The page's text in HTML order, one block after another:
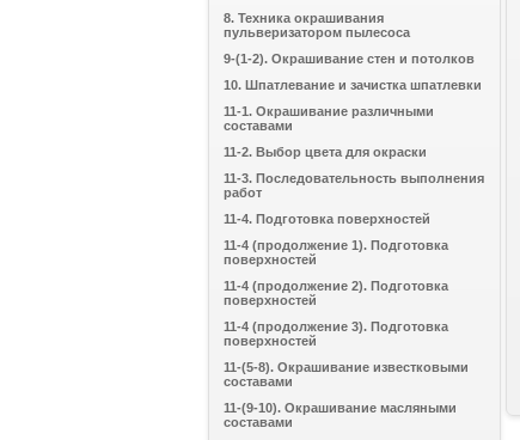
8. Техника окрашивания
пульверизатором пылесоса
9-(1-2). Окрашивание стен и потолков
10. Шпатлевание и зачистка шпатлевки
11-1. Окрашивание различными
составами
11-2. Выбор цвета для окраски
11-3. Последовательность выполнения
работ
11-4. Подготовка поверхностей
11-4 (продолжение 1). Подготовка
поверхностей
11-4 (продолжение 2). Подготовка
поверхностей
11-4 (продолжение 3). Подготовка
поверхностей
11-(5-8). Окрашивание известковыми
составами
11-(9-10). Окрашивание масляными
составами